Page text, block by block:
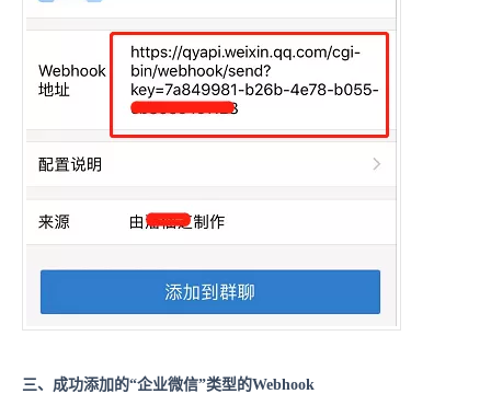
三、 成功添加的“企业微信”类型的Webhook